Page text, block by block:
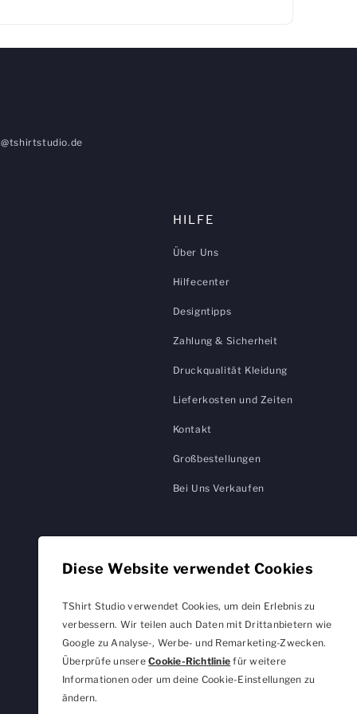
Diese Website verwendet Cookies
TShirt Studio verwendet Cookies, um dein Erlebnis zu
verbessern. Wir teilen auch Daten mit Drittanbietern wie
Google zu Analyse-, Werbe- und Remarketing-Zwecken.
Überprüfe unsereCookie-Richtlinie für weitere
Informationen oder um deine Cookie-Einstellungen zu
ändern.
HILFE
Über Uns
Hilfecenter
Designtipps
Zahlung & Sicherheit
Druckqualität Kleidung
Lieferkosten und Zeiten
Kontakt
Großbestellungen
Bei Uns Verkaufen